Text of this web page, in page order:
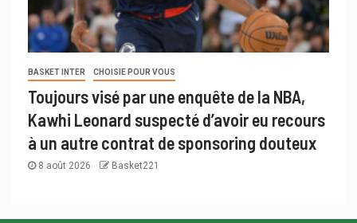
BASKET INTER CHOISIE POUR VOUS
Toujours visé par une enquête de la NBA,
Kawhi Leonard suspecté d’avoir eu recours
à un autre contrat de sponsoring douteux
8 août 2026 Basket221